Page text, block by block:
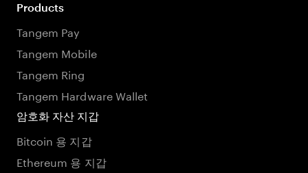
Products
Tangem Pay
Tangem Mobile
Tangem Ring
Tangem Hardware Wallet
암호화 자산 지갑
Bitcoin 용 지갑
Ethereum 용 지갑